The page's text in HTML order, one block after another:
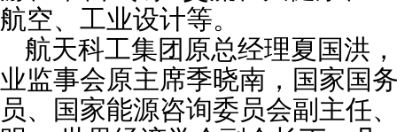
航空、工业设计等。
航天科工集团原总经理夏国洪 ，
业监事会原主席季晓南，国家国
员、国家能源咨询委员会副主任